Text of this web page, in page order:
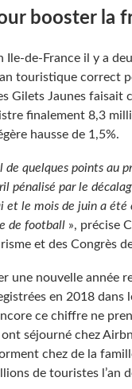
booster la
Ile-de-France il y a
touristique correct
Gilets Jaunes faisait
finalement 8,3
hausse de 1,5%.
de quelques points au
pénalisé par le
et le mois de juin a
de football», précise
et des Congrès
une nouvelle année
en 2018 dans
ce chiffre ne
séjourné chez
chez de la
de touristes l’an